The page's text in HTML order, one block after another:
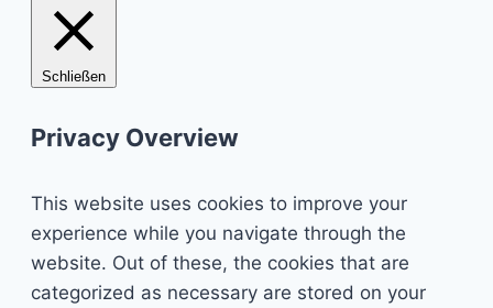
Schließen
Privacy Overview
This website uses cookies to improve your
experience while you navigate through the
website. Out of these, the cookies that are
categorized as necessary are stored on your